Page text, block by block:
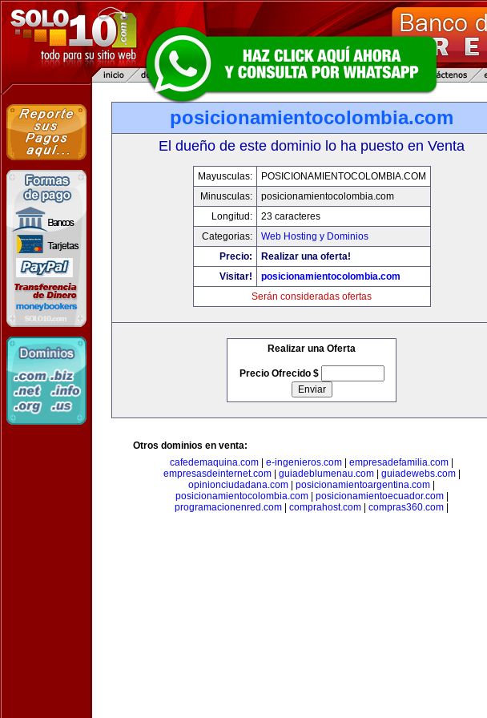
posicionamientocolombia.com
El dueño de este dominio lo ha puesto en Venta
Mayusculas:
POSICIONAMIENTOCOLOMBIA.COM
Minusculas:
posicionamientocolombia.com
Longitud:
23 caracteres
Categorias:
Web Hosting y Dominios
Precio:
Realizar una oferta!
Visitar!
posicionamientocolombia.com
Serán consideradas ofertas
Realizar una Oferta
Precio Ofrecido $
Otros dominios en venta:
cafedemaquina.com
e-ingenieros.com empresadefamilia.com
empresasdeinternet.com| guiadeblumenau.com| guiadewebs.com|
opinionciudadana.com
posicionamientoargentina.com
posicionamientocolombia.com| posicionamientoecuador.com|
programacionenred.com
comprahost.com compras360.com